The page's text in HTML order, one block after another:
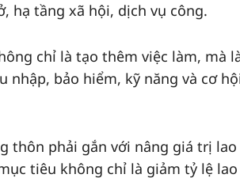
hạ tầng xã hội, dịch vụ công.
chỉ là tạo thêm việc làm, mà
bảo hiểm, kỹ năng và cơ
thôn phải gắn với nâng giá trị
tiêu không chỉ là giảm tỷ lệ